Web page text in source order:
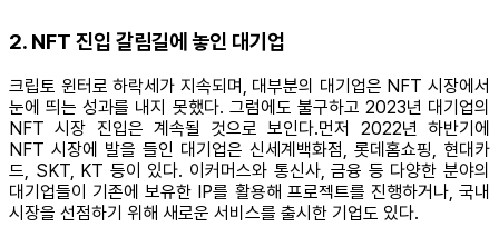
2. NFT 진입 갈림길에 놓인 대기업
크립토 윈터로 하락세가 지속되며, 대부분의 대기업은 NFT 시장에서
눈에 띄는 성과를 내지 못했다. 그럼에도 불구하고 2023년 대기업의
NFT 시장 진입은 계속될 것으로 보인다.먼저 2022년 하반기에
NFT 시장에 발을 들인 대기업은 신세계백화점, 롯데홈쇼핑, 현대카
드, SKT, KT 등이 있다. 이커머스와 통신사, 금융 등 다양한 분야의
대기업들이 기존에 보유한 IP를 활용해 프로젝트를 진행하거나, 국내
시장을 선점하기 위해 새로운 서비스를 출시한 기업도 있다.